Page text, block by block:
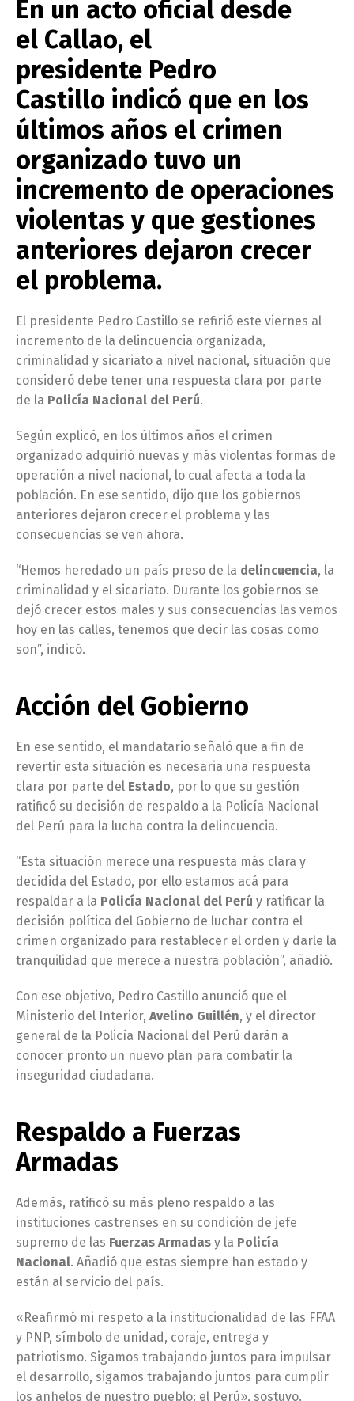
En un acto oficial desde
el Callao, el
presidente Pedro
Castillo indicó que en los
últimos años el crimen
organizado tuvo un
incremento de operaciones
violentas y que gestiones
anteriores dejaron crecer
el problema.
El presidente Pedro Castillo se refirió este viernes al
incremento de la delincuencia organizada,
criminalidad y sicariato a nivel nacional, situación que
consideró debe tener una respuesta clara por parte
de la Policía Nacional del Perú.
Según explicó, en los últimos años el crimen
organizado adquirió nuevas y más violentas formas de
operación a nivel nacional, lo cual afecta a toda la
población. En ese sentido, dijo que los gobiernos
anteriores dejaron crecer el problema y las
consecuencias se ven ahora.
“Hemos heredado un país preso de la delincuencia, la
criminalidad y el sicariato. Durante los gobiernos se
dejó crecer estos males y sus consecuencias las vemos
hoy en las calles, tenemos que decir las cosas como
son”, indicó.
Acción del Gobierno
En ese sentido, el mandatario señaló que a fin de
revertir esta situación es necesaria una respuesta
clara por parte del Estado, por lo que su gestión
ratificó su decisión de respaldo a la Policía Nacional
del Perú para la lucha contra la delincuencia.
“Esta situación merece una respuesta más clara y
decidida del Estado, por ello estamos acá para
respaldar a la Policía Nacional del Perú y ratificar la
decisión política del Gobierno de luchar contra el
crimen organizado para restablecer el orden y darle la
tranquilidad que merece a nuestra población”, añadió.
Con ese objetivo, Pedro Castillo anunció que el
Ministerio del Interior, Avelino Guillén, y el director
general de la Policía Nacional del Perú darán a
conocer pronto un nuevo plan para combatir la
inseguridad ciudadana.
Respaldo a Fuerzas
Armadas
Además, ratificó su más pleno respaldo a las
instituciones castrenses en su condición de jefe
supremo de las Fuerzas Armadas y la Policía
Nacional. Añadió que estas siempre han estado y
están al servicio del país.
«Reafirmó mi respeto a la institucionalidad de las FFAA
y PNP, símbolo de unidad, coraje, entrega y
patriotismo. Sigamos trabajando juntos para impulsar
el desarrollo, sigamos trabajando juntos para cumplir
los anhelos de nuestro pueblo: el Perú», sostuvo.